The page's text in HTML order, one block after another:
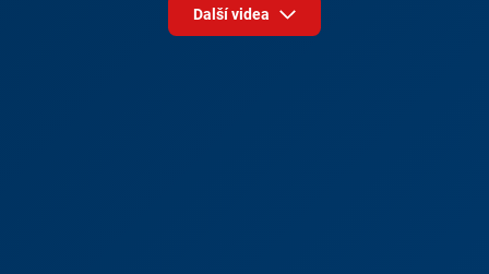
Další videa